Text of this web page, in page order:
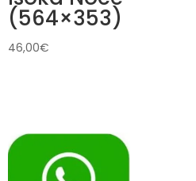
(564×353)
46,00€